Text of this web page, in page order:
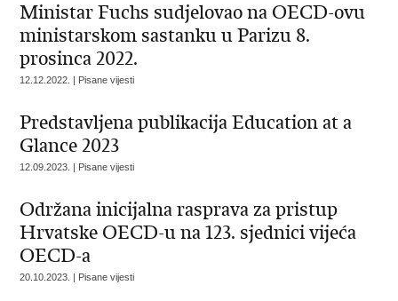
Ministar Fuchs sudjelovao na OECD-ovu
ministarskom sastanku u Parizu 8.
prosinca 2022.
12.12.2022. | Pisane vijesti
Predstavljena publikacija Education at a
Glance 2023
12.09.2023. | Pisane vijesti
Održana inicijalna rasprava za pristup
Hrvatske OECD-u na 123. sjednici vijeća
OECD-a
20.10.2023. | Pisane vijesti